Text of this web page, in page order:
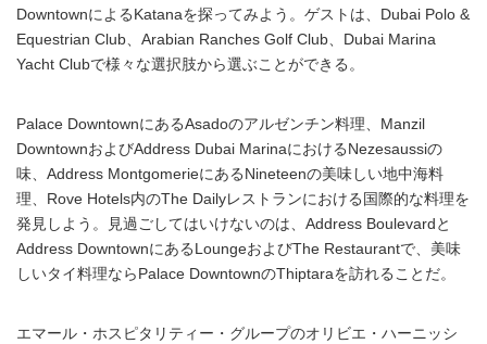
DowntownによるKatanaを探ってみよう。ゲストは、Dubai Polo &
Equestrian Club、Arabian Ranches Golf Club、Dubai Marina
Yacht Clubで様々な選択肢から選ぶことができる。
Palace DowntownにあるAsadoのアルゼンチン料理、Manzil
DowntownおよびAddress Dubai MarinaにおけるNezesaussiの
味、Address MontgomerieにあるNineteenの美味しい地中海料
理、Rove Hotels内のThe Dailyレストランにおける国際的な料理を
発見しよう。見過ごしてはいけないのは、Address Boulevardと
Address DowntownにあるLoungeおよびThe Restaurantで、美味
しいタイ料理ならPalace DowntownのThiptaraを訪れることだ。
エマール・ホスピタリティー・グループのオリビエ・ハーニッシ